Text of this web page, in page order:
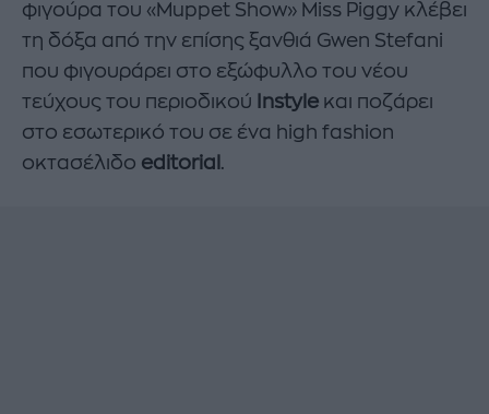
φιγούρα του «Muppet Show» Miss Piggy κλέβει
τη δόξα από την επίσης ξανθιά Gwen Stefani
που φιγουράρει στο εξώφυλλο του νέου
τεύχους του περιοδικού
Instyle και ποζάρει
στο εσωτερικό του σε ένα high fashion
οκτασέλιδο editorial .